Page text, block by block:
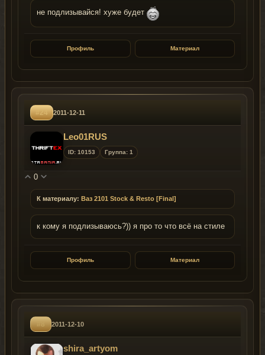
не подлизывайся! хуже будет
Профиль Материал
#24 2011-12-11
Leo01RUS
ID: 10153 Группа: 1
0
К материалу: Ваз 2101 Stock & Resto [Final]
к кому я подлизываюсь?)) я про то что всё на стиле
Профиль Материал
#8 2011-12-10
shira_artyom